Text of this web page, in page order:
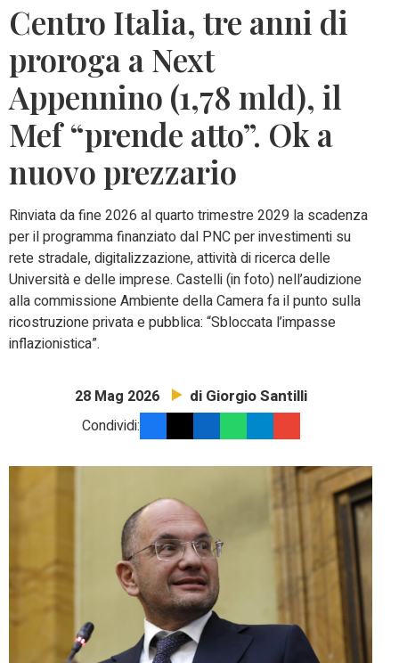
Centro Italia, tre anni di
proroga a Next
Appennino (1,78 mld), il
Mef “prende atto”. Ok a
nuovo prezzario
Rinviata da fine 2026 al quarto trimestre 2029 la scadenza
per il programma finanziato dal PNC per investimenti su
rete stradale, digitalizzazione, attività di ricerca delle
Università e delle imprese. Castelli (in foto) nell’audizione
alla commissione Ambiente della Camera fa il punto sulla
ricostruzione privata e pubblica: “Sbloccata l’impasse
inflazionistica”.
28 Mag 2026 di Giorgio Santilli
Condividi: